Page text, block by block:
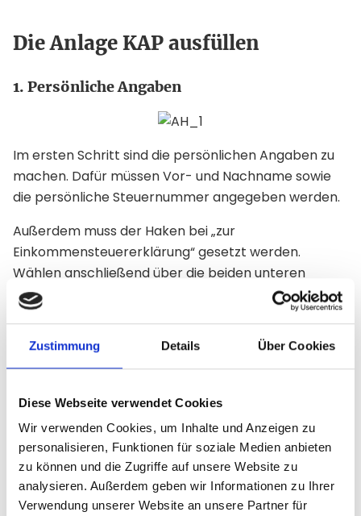
Zustimmung Details Über Cookies
Diese Webseite verwendet Cookies
Wir verwenden Cookies, um Inhalte und Anzeigen zu
personalisieren, Funktionen für soziale Medien anbieten
zu können und die Zugriffe auf unsere Website zu
analysieren. Außerdem geben wir Informationen zu Ihrer
Verwendung unserer Website an unsere Partner für
Die Anlage KAP ausfüllen
1. Persönliche Angaben
Im ersten Schritt sind die persönlichen Angaben zu
machen. Dafür müssen Vor- und Nachname sowie
die persönliche Steuernummer angegeben werden.
Außerdem muss der Haken bei „zur
Einkommensteuererklärung“ gesetzt werden.
Wählen anschließend über die beiden unteren
Kästen aus, welche steuerpflichtige Person die
Zinserträge versteuert.
2. Günstigerprüfung beantragen
sogenannte „Günstigerprüfung“ beantragen
möchten. Hierbei prüft das Finanzamt, ob Ihr
persönlicher Steuersatz niedriger ist als die
Kapitalertragssteuer (25%).